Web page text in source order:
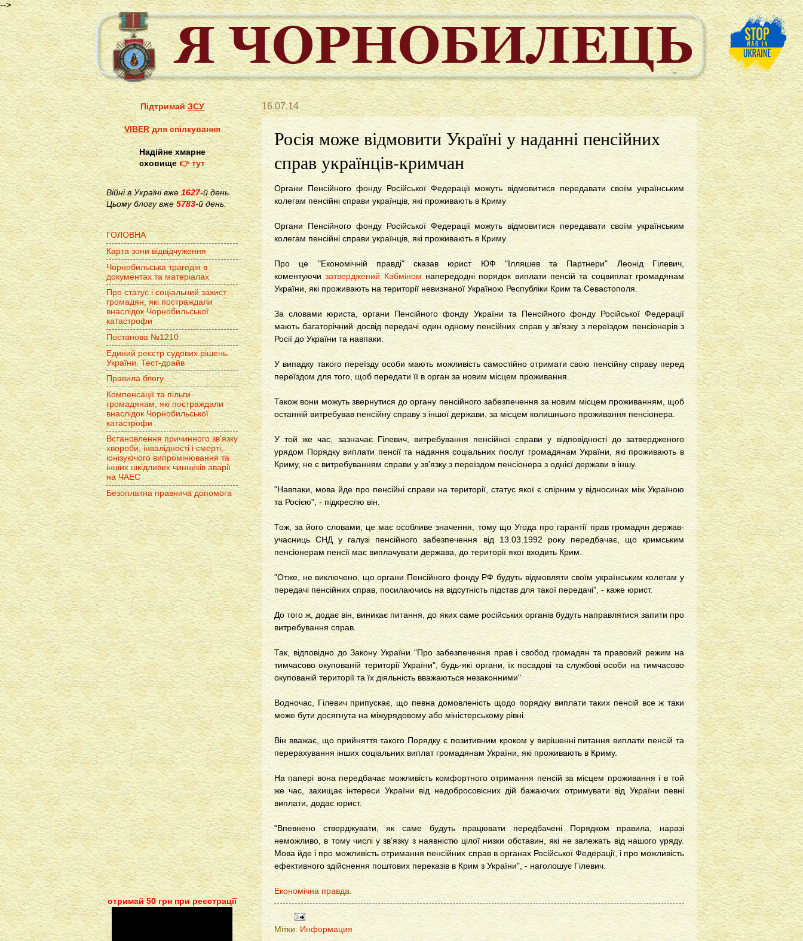
-->
16.07.14
Росія може відмовити Україні у наданні пенсійних
справ українців-кримчан
Органи Пенсійного фонду Російської Федерації можуть відмовитися передавати своїм українським
колегам пенсійні справи українців, які проживають в Криму
Органи Пенсійного фонду Російської Федерації можуть відмовитися передавати своїм українським
колегам пенсійні справи українців, які проживають в Криму.
Про це "Економічній правді" сказав юрист ЮФ "Ілляшев та Партнери" Леонід Гілевич,
коментуючизатверджений Кабміном напередодні порядок виплати пенсій та соцвиплат громадянам
України, які проживають на території невизнаної Україною Республіки Крим та Севастополя.
За словами юриста, органи Пенсійного фонду України та Пенсійного фонду Російської Федерації
мають багаторічний досвід передачі один одному пенсійних справ у зв’язку з переїздом пенсіонерів з
Росії до України та навпаки.
У випадку такого переїзду особи мають можливість самостійно отримати свою пенсійну справу перед
переїздом для того, щоб передати її в орган за новим місцем проживання.
Також вони можуть звернутися до органу пенсійного забезпечення за новим місцем проживанням, щоб
останній витребував пенсійну справу з іншої держави, за місцем колишнього проживання пенсіонера.
У той же час, зазначає Гілевич, витребування пенсійної справи у відповідності до затвердженого
урядом Порядку виплати пенсії та надання соціальних послуг громадянам України, які проживають в
Криму, не є витребуванням справи у зв'язку з переїздом пенсіонера з однієї держави в іншу.
"Навпаки, мова йде про пенсійні справи на території, статус якої є спірним у відносинах між Україною
та Росією", - підкреслю він.
Тож, за його словами, це має особливе значення, тому що Угода про гарантії прав громадян держав-
учасниць СНД у галузі пенсійного забезпечення від 13.03.1992 року передбачає, що кримським
пенсіонерам пенсії має виплачувати держава, до території якої входить Крим.
"Отже, не виключено, що органи Пенсійного фонду РФ будуть відмовляти своїм українським колегам у
передачі пенсійних справ, посилаючись на відсутність підстав для такої передачі", - каже юрист.
До того ж, додає він, виникає питання, до яких саме російських органів будуть направлятися запити про
витребування справ.
Так, відповідно до Закону України "Про забезпечення прав і свобод громадян та правовий режим на
тимчасово окупованій території України", будь-які органи, їх посадові та службові особи на тимчасово
окупованій території та їх діяльність вважаються незаконними"
Водночас, Гілевич припускає, що певна домовленість щодо порядку виплати таких пенсій все ж таки
може бути досягнута на міжурядовому або міністерському рівні.
Він вважає, що прийняття такого Порядку є позитивним кроком у вирішенні питання виплати пенсій та
перерахування інших соціальних виплат громадянам України, які проживають в Криму.
На папері вона передбачає можливість комфортного отримання пенсій за місцем проживання і в той
же час, захищає інтереси України від недобросовісних дій бажаючих отримувати від України певні
виплати, додає юрист.
"Впевнено стверджувати, як саме будуть працювати передбачені Порядком правила, наразі
неможливо, в тому числі у зв’язку з наявністю цілої низки обставин, які не залежать від нашого уряду.
Мова йде і про можливість отримання пенсійних справ в органах Російської Федерації, і про можливість
ефективного здійснення поштових переказів в Крим з України", - наголошує Гілевич.
Економічна правда.
Мітки: Информация
ПідтримайЗСУ
VIBERдля спілкування
Надійне хмарне
сховище👉 тут
Війні в Україні вже1627-й день.
Цьому блогу вже 5783-й день.
ГОЛОВНА
Карта зони відвідчуження
Чорнобильська трагедія в
документах та матеріалах
Про статус і соціальний захист
громадян, які постраждали
внаслідок Чорнобильської
катастрофи
Постанова №1210
Единий реєстр судових рішень
України. Тест-драйв
Правила блогу
Компенсації та пільги
громадянам, які постраждали
внаслідок Чорнобильської
катастрофи
Встановлення причинного зв'язку
хвороби, інвалідності і смерті,
іонізуючого випромінювання та
інших шкідливих чинників аварії
на ЧАЕС
Безоплатна правнича допомога
отримай 50 грн при реєстрації